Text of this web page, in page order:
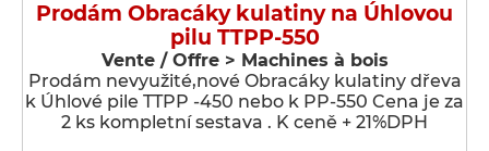
Prodám Obracáky kulatiny na Úhlovou
pilu TTPP-550
Vente / Offre > Machines à bois
Prodám nevyužité,nové Obracáky kulatiny dřeva
k Úhlové pile TTPP -450 nebo k PP-550 Cena je za
2 ks kompletní sestava . K ceně + 21%DPH